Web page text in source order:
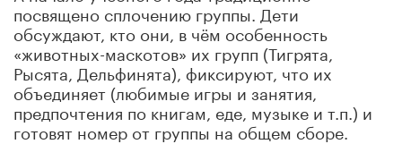
посвящено сплочению группы. Дети
обсуждают, кто они, в чём особенность
«животных-маскотов» их групп (Тигрята,
Рысята, Дельфинята), фиксируют, что их
объединяет (любимые игры и занятия,
предпочтения по книгам, еде, музыке и т.п.) и
готовят номер от группы на общем сборе.